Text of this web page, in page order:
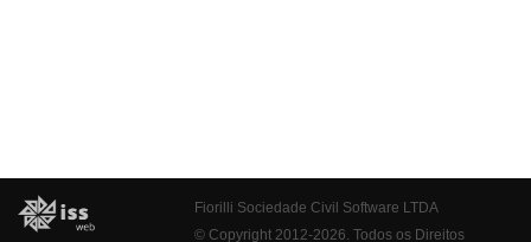
Fiorilli Sociedade Civil Software LTDA
© Copyright 2012-2026. Todos os Direitos